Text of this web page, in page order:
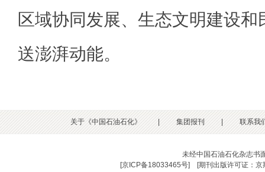
区域协同发展、生态文明建设
送澎湃动能。
关于《中国石油石化》 | 集团报刊 | 联系我
未经中国石油石化杂志书
[京ICP备18033465号] [期刊出版许可证：